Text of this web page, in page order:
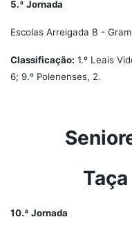
5.ª Jornada
Escolas Arreigada B -
Classificação: 1.º Leais
6; 9.º Polenenses, 2.
10.ª Jornada